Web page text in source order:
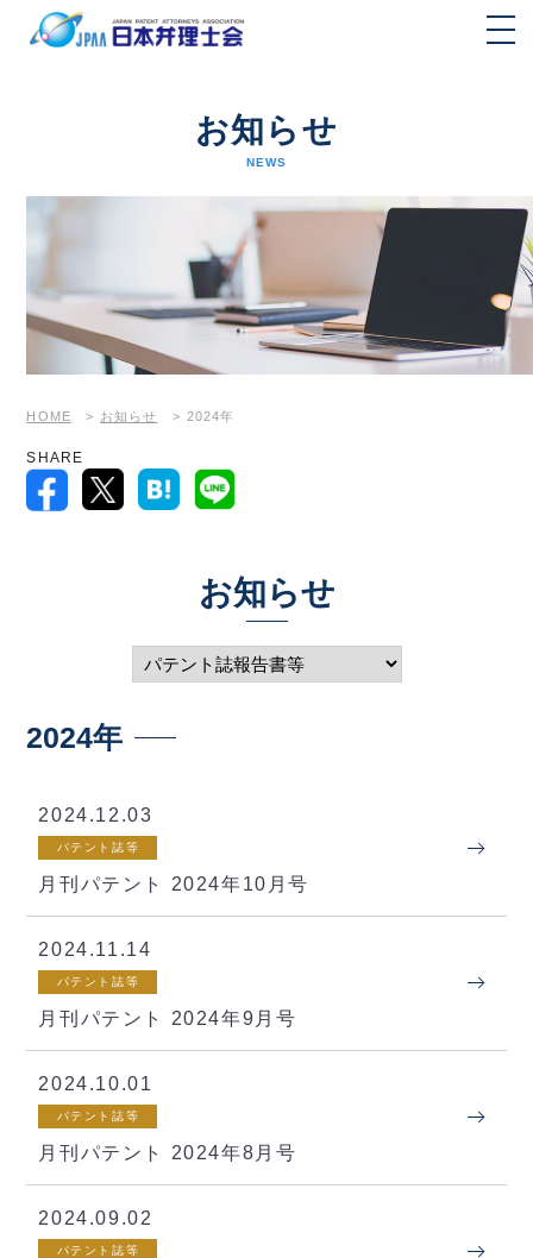
お知らせ
NEWS
HOME > お知らせ > 2024年
SHARE
お知らせ
2024年
2024.12.03
パテント誌等
月刊パテント 2024年10月号
2024.11.14
パテント誌等
月刊パテント 2024年9月号
2024.10.01
パテント誌等
月刊パテント 2024年8月号
2024.09.02
パテント誌等